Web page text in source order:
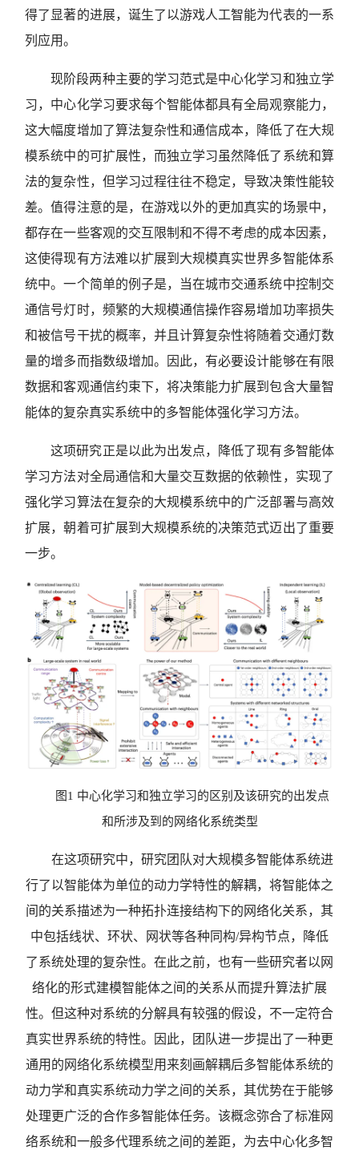
得了显著的进展，诞生了以游戏人工智能为代表的一系
列应用。
现阶段两种主要的学习范式是中心化学习和独立学
习，中心化学习要求每个智能体都具有全局观察能力，
这大幅度增加了算法复杂性和通信成本，降低了在大规
模系统中的可扩展性，而独立学习虽然降低了系统和算
法的复杂性，但学习过程往往不稳定，导致决策性能较
差。值得注意的是，在游戏以外的更加真实的场景中，
都存在一些客观的交互限制和不得不考虑的成本因素，
这使得现有方法难以扩展到大规模真实世界多智能体系
统中。一个简单的例子是，当在城市交通系统中控制交
通信号灯时，频繁的大规模通信操作容易增加功率损失
和被信号干扰的概率，并且计算复杂性将随着交通灯数
量的增多而指数级增加。因此，有必要设计能够在有限
数据和客观通信约束下，将决策能力扩展到包含大量智
能体的复杂真实系统中的多智能体强化学习方法。
这项研究正是以此为出发点，降低了现有多智能体
学习方法对全局通信和大量交互数据的依赖性，实现了
强化学习算法在复杂的大规模系统中的广泛部署与高效
扩展，朝着可扩展到大规模系统的决策范式迈出了重要
一步。
图1 中心化学习和独立学习的区别及该研究的出发点
和所涉及到的网络化系统类型
在这项研究中，研究团队对大规模多智能体系统进
行了以智能体为单位的动力学特性的解耦，将智能体之
间的关系描述为一种拓扑连接结构下的网络化关系，其
中包括线状、环状、网状等各种同构/异构节点，降低
了系统处理的复杂性。在此之前，也有一些研究者以网
络化的形式建模智能体之间的关系从而提升算法扩展
性。但这种对系统的分解具有较强的假设，不一定符合
真实世界系统的特性。因此，团队进一步提出了一种更
通用的网络化系统模型用来刻画解耦后多智能体系统的
动力学和真实系统动力学之间的关系，其优势在于能够
处理更广泛的合作多智能体任务。该概念弥合了标准网
络系统和一般多代理系统之间的差距，为去中心化多智